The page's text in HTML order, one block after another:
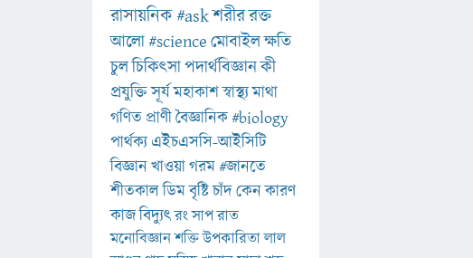
রাসায়নিক#askশরীররক্ত
আলো#scienceমোবাইলক্ষতি
চুলচিকিৎসাপদার্থবিজ্ঞানকী
প্রযুক্তিসূর্যমহাকাশস্বাস্থ্যমাথা
গণিত প্রাণীবৈজ্ঞানিক#biology
পার্থক্য এইচএসসি-আইসিটি
বিজ্ঞানখাওয়াগরম#জানতে
শীতকালডিমবৃষ্টিচাঁদকেনকারণ
কাজবিদ্যুৎরংসাপরাত
মনোবিজ্ঞানশক্তিউপকারিতালাল